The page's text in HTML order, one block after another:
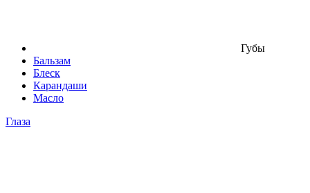
Губы
Бальзам
Блеск
Карандаши
Масло
Глаза